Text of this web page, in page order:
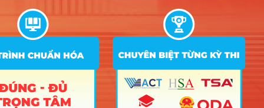
11 Quản trị kinh doanh
18
A00; A01; C00; C03;
A00; A01; C00; C03;
C04; D01; X26
18